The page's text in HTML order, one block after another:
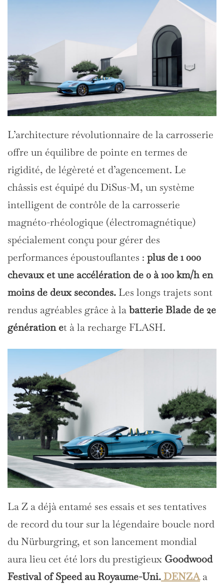
L’architecture révolutionnaire de la carrosserie
offre un équilibre de pointe en termes de
rigidité, de légèreté et d’agencement. Le
châssis est équipé du DiSus-M, un système
intelligent de contrôle de la carrosserie
magnéto-rhéologique (électromagnétique)
spécialement conçu pour gérer des
performances époustouflantes : plus de 1 000
chevaux et une accélération de 0 à 100 km/h en
moins de deux secondes. Les longs trajets sont
rendus agréables grâce à labatterie Blade de 2e
génération et à la recharge FLASH.
La Z a déjà entamé ses essais et ses tentatives
de record du tour sur la légendaire boucle nord
du Nürburgring, et son lancement mondial
aura lieu cet été lors du prestigieux Goodwood
Festival of Speed au Royaume-Uni.DENZA a